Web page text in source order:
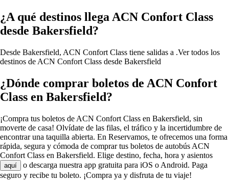
¿A qué destinos llega ACN Confort Class
desde Bakersfield?
Desde Bakersfield, ACN Confort Class tiene salidas a .Ver todos los
destinos de ACN Confort Class desde Bakersfield
¿Dónde comprar boletos de ACN Confort
Class en Bakersfield?
¡Compra tus boletos de ACN Confort Class en Bakersfield, sin
moverte de casa! Olvídate de las filas, el tráfico y la incertidumbre de
encontrar una taquilla abierta. En Reservamos, te ofrecemos una forma
rápida, segura y cómoda de comprar tus boletos de autobús ACN
Confort Class en Bakersfield. Elige destino, fecha, hora y asientos
aquí
o descarga nuestra app gratuita para iOS o Android. Paga
seguro y recibe tu boleto. ¡Compra ya y disfruta de tu viaje!